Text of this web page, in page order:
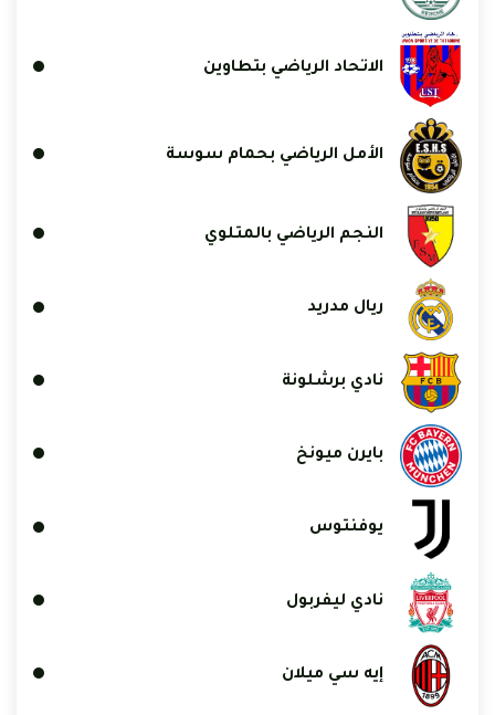
الاتحاد الرياضي بتطاوين
الأمل الرياضي بحمام سوسة
النجم الرياضي بالمتلوي
ريال مدريد
نادي برشلونة
بايرن ميونخ
يوفنتوس
نادي ليفربول
إيه سي ميلان